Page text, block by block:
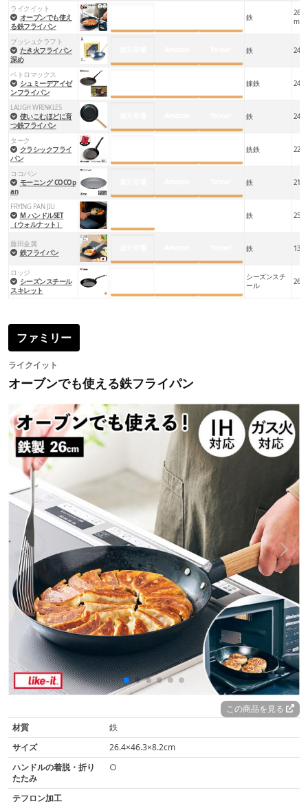
ライクイット
オーブンでも使え
る鉄フライパン
鉄
m
ブッシュクラフト
たき火フライパン
深め
鉄
ペトロマックス
シュミーデアイゼ
ンフライパン
錬鉄
LAUGH WRINKLES
使いこむほどに育
つ鉄フライパン
鉄
ターク
クラシックフライ
パン
銑鉄
ココパン
モーニング COCOp
an
鉄
FRYING PAN JIU
M ハンドルSET
（ウォルナット）
鉄
藤田金属
鉄フライパン
鉄
ロッジ
シーズンスチール
スキレット
シーズンスチ
ール
ファミリー
ライクイット
オーブンでも使える鉄フライパン
この商品を見る
材質
鉄
サイズ
26.4×46.3×8.2cm
ハンドルの着脱・折り
たたみ
○
テフロン加工